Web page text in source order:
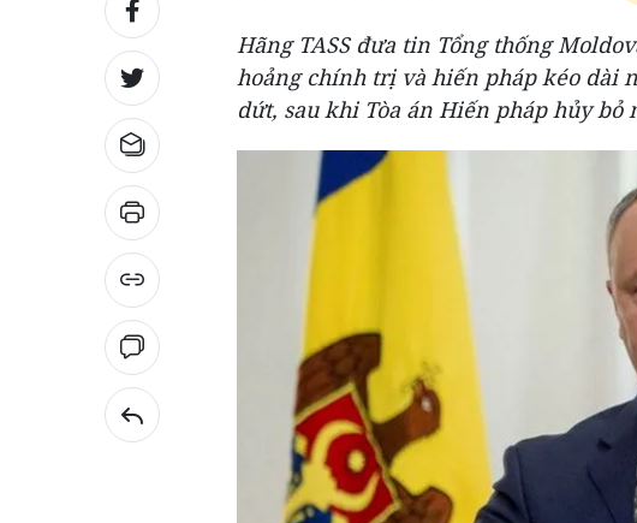
Hãng TASS đưa tin Tổng thống
hoảng chính trị và hiến pháp kéo dài
dứt, sau khi Tòa án Hiến pháp hủy bỏ